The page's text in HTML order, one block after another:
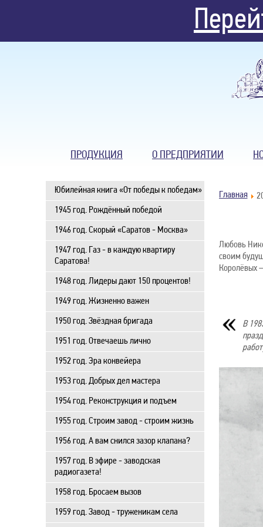
ПРОДУКЦИЯ О ПРЕДПРИЯТИИ
Юбилейная книга «От победы к победам»
1945 год. Рождённый победой
1946 год. Скорый «Саратов - Москва»
1947 год. Газ - в каждую квартиру
Саратова!
1948 год. Лидеры дают 150 процентов!
1949 год. Жизненно важен
1950 год. Звёздная бригада
1951 год. Отвечаешь лично
1952 год. Эра конвейера
1953 год. Добрых дел мастера
1954 год. Реконструкция и подъем
1955 год. Строим завод - строим жизнь
1956 год. А вам снился зазор клапана?
1957 год. В эфире - заводская
радиогазета!
1958 год. Бросаем вызов
1959 год. Завод - труженикам села
Главная
Любовь
своим
Королёвых
В